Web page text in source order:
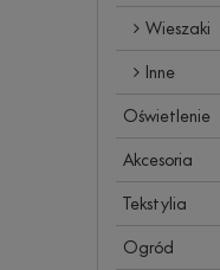
Wieszaki
Inne
Oświetlenie
Akcesoria
Tekstylia
Ogród